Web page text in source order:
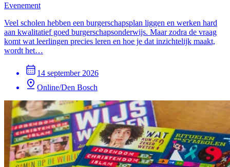
Evenement
Veel scholen hebben een burgerschapsplan liggen en werken hard
aan kwalitatief goed burgerschapsonderwijs. Maar zodra de vraag
komt wat leerlingen precies leren en hoe je dat inzichtelijk maakt,
wordt het…
14 september 2026
Online/Den Bosch